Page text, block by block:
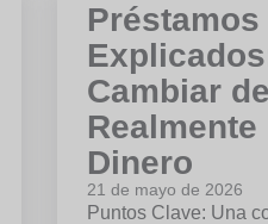
Cambiar
Dinero
21 de mayo de 2026
Puntos Clave: Una